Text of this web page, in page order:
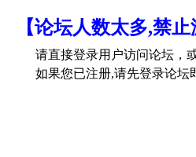
【论坛人数太多,禁
请直接登录用户访问论坛，
如果您已注册,请先登录论坛